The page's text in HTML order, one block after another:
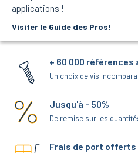
applications !
Visiter le Guide des Pros!
+ 60 000 références
Un choix de vis
Jusqu'à - 50%
De remise sur les
Frais de port offerts